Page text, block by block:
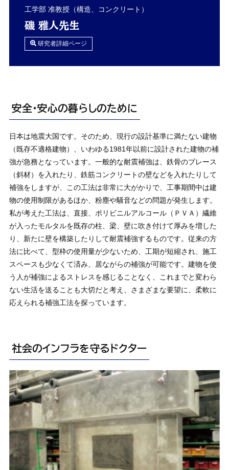
工学部 准教授（構造、コンクリート）
磯 雅人先生
研究者詳細ページ
安全・安心の暮らしのために
日本は地震大国です。そのため、現行の設計基準に満たない建物
（既存不適格建物）、いわゆる1981年以前に設計された建物の補
強が急務となっています。一般的な耐震補強は、鉄骨のブレース
（斜材）を入れたり、鉄筋コンクリートの壁などを入れたりして
補強をしますが、この工法は非常に大がかりで、工事期間中は建
物の使用制限があるほか、粉塵や騒音などの問題が発生します。
私が考えた工法は、直接、ポリビニルアルコール（ＰＶＡ）繊維
が入ったモルタルを既存の柱、梁、壁に吹き付けて厚みを増した
り、新たに壁を構築したりして耐震補強するものです。従来の方
法に比べて、型枠の使用量が少ないため、工期が短縮され、施工
スペースも少なくて済み、居ながらの補強が可能です。建物を使
う人が補強によるストレスを感じることなく、これまでと変わら
ない生活を送ることも大切だと考え、さまざまな要望に、柔軟に
応えられる補強工法を探っています。
社会のインフラを守るドクター